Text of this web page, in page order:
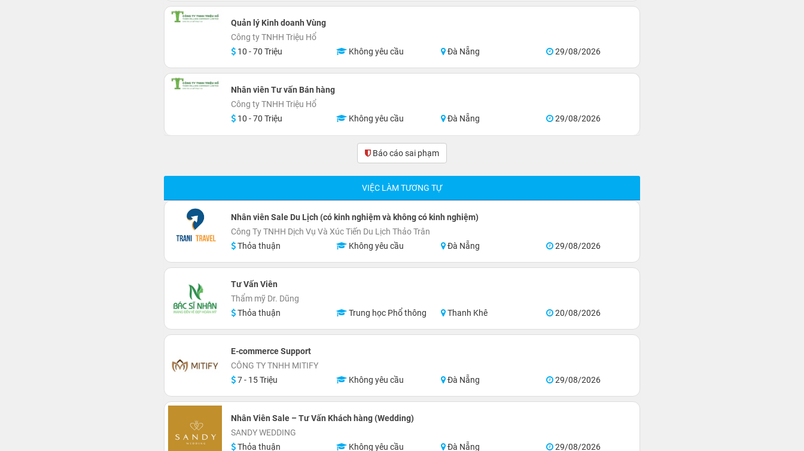
Quản lý Kinh doanh Vùng
Công ty TNHH Triệu Hổ
10 - 70 Triệu
Không yêu cầu Đà Nẵng 29/08/2026
Nhân viên Tư vấn Bán hàng
Công ty TNHH Triệu Hổ
10 - 70 Triệu
Không yêu cầu Đà Nẵng 29/08/2026
Báo cáo sai phạm
VIỆC LÀM TƯƠNG TỰ
Nhân viên Sale Du Lịch (có kinh nghiệm và không có kinh nghiệm)
Công Ty TNHH Dịch Vụ Và Xúc Tiến Du Lịch Thảo Trân
Thỏa thuận
Không yêu cầu Đà Nẵng 29/08/2026
Tư Vấn Viên
Thẩm mỹ Dr. Dũng
Thỏa thuận
Trung học Phổ thông Thanh Khê 20/08/2026
E-commerce Support
CÔNG TY TNHH MITIFY
7 - 15 Triệu
Không yêu cầu Đà Nẵng 29/08/2026
Nhân Viên Sale – Tư Vấn Khách hàng (Wedding)
SANDY WEDDING
Thỏa thuận
Không yêu cầu Đà Nẵng 29/08/2026